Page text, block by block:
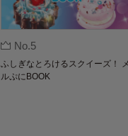
No.5
ふしぎなとろけるスクイーズ！ メ
ルぷにBOOK